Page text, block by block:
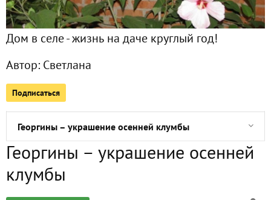
Дом в селе - жизнь на даче круглый год!
Автор: Светлана
Подписаться
Прогулка по осеннему парку
Анемоны – любовь моя…
Декоративное просо
Кислица – отличный почвопокровник!
Георгины – украшение осенней клумбы
Защитим цветочных деток от котят!
Вот и созрела момордика...
Георгины – украшение осенней
клумбы